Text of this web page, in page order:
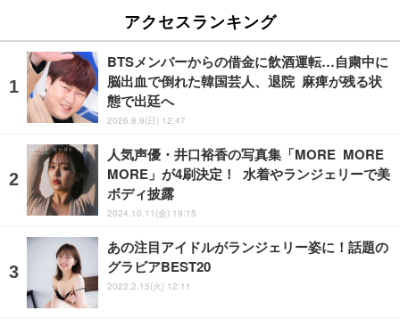
アクセスランキング
BTSメンバーからの借金に飲酒運転…自粛中に
脳出血で倒れた韓国芸人、退院 麻痺が残る状
態で出廷へ
2026.8.9(日) 12:47
人気声優・井口裕香の写真集「MORE MORE
MORE」が4刷決定！ 水着やランジェリーで美
ボディ披露
2024.10.11(金) 19:15
あの注目アイドルがランジェリー姿に！話題の
グラビアBEST20
2022.2.15(火) 12:11